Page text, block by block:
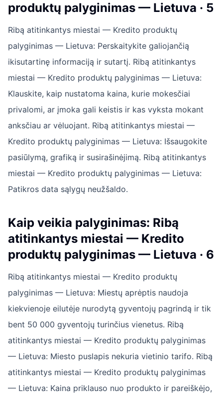
produktų palyginimas — Lietuva · 5
Ribą atitinkantys miestai — Kredito produktų
palyginimas — Lietuva: Perskaitykite galiojančią
ikisutartinę informaciją ir sutartį. Ribą atitinkantys
miestai — Kredito produktų palyginimas — Lietuva:
Klauskite, kaip nustatoma kaina, kurie mokesčiai
privalomi, ar įmoka gali keistis ir kas vyksta mokant
anksčiau ar vėluojant. Ribą atitinkantys miestai —
Kredito produktų palyginimas — Lietuva: Išsaugokite
pasiūlymą, grafiką ir susirašinėjimą. Ribą atitinkantys
miestai — Kredito produktų palyginimas — Lietuva:
Patikros data sąlygų neužšaldo.
Kaip veikia palyginimas: Ribą
atitinkantys miestai — Kredito
produktų palyginimas — Lietuva · 6
Ribą atitinkantys miestai — Kredito produktų
palyginimas — Lietuva: Miestų aprėptis naudoja
kiekvienoje eilutėje nurodytą gyventojų pagrindą ir tik
bent 50 000 gyventojų turinčius vienetus. Ribą
atitinkantys miestai — Kredito produktų palyginimas
— Lietuva: Miesto puslapis nekuria vietinio tarifo. Ribą
atitinkantys miestai — Kredito produktų palyginimas
— Lietuva: Kaina priklauso nuo produkto ir pareiškėjo,